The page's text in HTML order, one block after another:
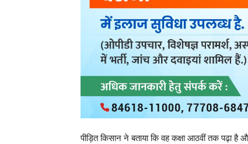
पीड़ित किसान ने बताया कि वह कक्षा आठवीं तक पढ़ा